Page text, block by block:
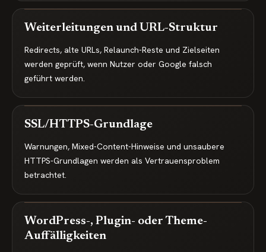
Weiterleitungen und URL-Struktur
Redirects, alte URLs, Relaunch-Reste und Zielseiten
werden geprüft, wenn Nutzer oder Google falsch
geführt werden.
SSL/HTTPS-Grundlage
Warnungen, Mixed-Content-Hinweise und unsaubere
HTTPS-Grundlagen werden als Vertrauensproblem
betrachtet.
WordPress-, Plugin- oder Theme-
Auffälligkeiten